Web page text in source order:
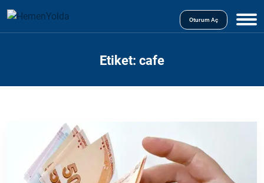
Oturum Aç
Etiket: cafe